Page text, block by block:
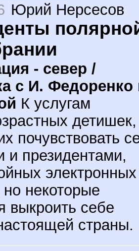
Юрий Нерсесов
- север /
с И. Федоренко
К услугам
детишек,
почувствовать
и президентами,
электронных
некоторые
выкроить себе
страны.